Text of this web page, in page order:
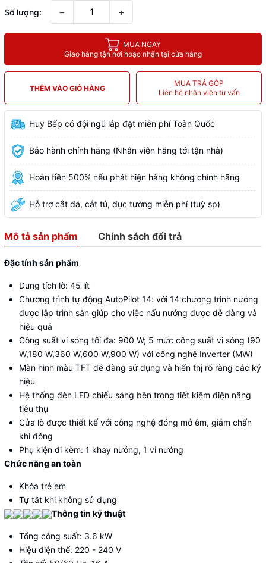
Số lượng: − +
MUA NGAY
Giao hàng tận nơi hoặc nhận tại cửa hàng
THÊM VÀO GIỎ HÀNG
MUA TRẢ GÓP
Liên hệ nhân viên tư vấn
Huy Bếp có đội ngũ lắp đặt miễn phí Toàn Quốc
Bảo hành chính hãng (Nhân viên hãng tới tận nhà)
Hoàn tiền 500% nếu phát hiện hàng không chính hãng
Hỗ trợ cắt đá, cắt tủ, đục tường miễn phí (tuỳ sp)
Mô tả sản phẩm Chính sách đổi trả
Đặc tính sản phẩm
Dung tích lò: 45 lít
Chương trình tự động AutoPilot 14: với 14 chương trình nướng
được lập trình sẵn giúp cho việc nấu nướng được dễ dàng và
hiệu quả
Công suất vi sóng tối đa: 900 W; 5 mức công suất vi sóng (90
W,180 W,360 W,600 W,900 W) với công nghệ Inverter (MW)
Màn hình màu TFT dễ dàng sử dụng và hiển thị rõ ràng các ký
hiệu
Hệ thống đèn LED chiếu sáng bên trong tiết kiệm điện năng
tiêu thụ
Cửa lò được thiết kế với công nghệ đóng mở êm, giảm chấn
khi đóng
Phụ kiện đi kèm: 1 khay nướng, 1 vỉ nướng
Chức năng an toàn
Khóa trẻ em
Tự tắt khi không sử dụng
Thông tin kỹ thuật
Tổng công suất: 3.6 kW
Hiệu điện thế: 220 - 240 V